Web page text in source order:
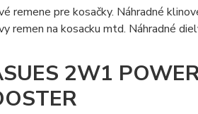
remene pre kosačky. Náhradné
remen na kosacku mtd. Náhradné
2W1